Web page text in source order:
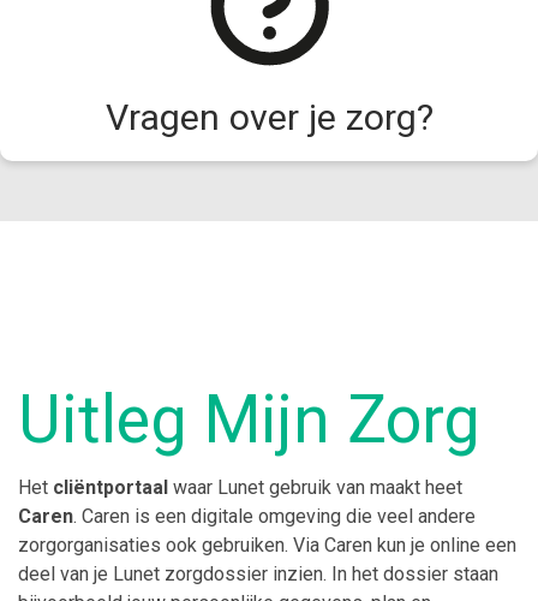
Vragen over je zorg?
Uitleg Mijn Zorg
Het cliëntportaal waar Lunet gebruik van maakt heet
Caren. Caren is een digitale omgeving die veel andere
zorgorganisaties ook gebruiken. Via Caren kun je online een
deel van je Lunet zorgdossier inzien. In het dossier staan